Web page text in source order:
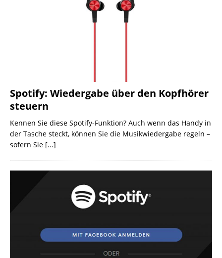
Spotify: Wiedergabe über den Kopfhörer
steuern
Kennen Sie diese Spotify-Funktion? Auch wenn das Handy in
der Tasche steckt, können Sie die Musikwiedergabe regeln –
sofern Sie [...]